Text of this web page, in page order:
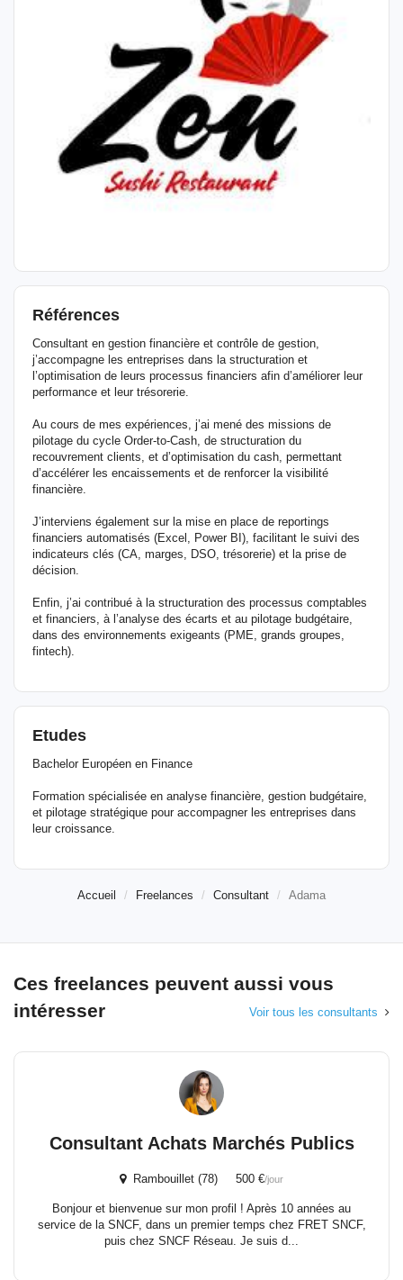
Références
Consultant en gestion financière et contrôle de gestion,
j’accompagne les entreprises dans la structuration et
l’optimisation de leurs processus financiers afin d’améliorer leur
performance et leur trésorerie.
Au cours de mes expériences, j’ai mené des missions de
pilotage du cycle Order-to-Cash, de structuration du
recouvrement clients, et d’optimisation du cash, permettant
d’accélérer les encaissements et de renforcer la visibilité
financière.
J’interviens également sur la mise en place de reportings
financiers automatisés (Excel, Power BI), facilitant le suivi des
indicateurs clés (CA, marges, DSO, trésorerie) et la prise de
décision.
Enfin, j’ai contribué à la structuration des processus comptables
et financiers, à l’analyse des écarts et au pilotage budgétaire,
dans des environnements exigeants (PME, grands groupes,
fintech).
Etudes
Bachelor Européen en Finance
Formation spécialisée en analyse financière, gestion budgétaire,
et pilotage stratégique pour accompagner les entreprises dans
leur croissance.
Accueil Freelances Consultant Adama
Ces freelances peuvent aussi vous
intéresser
Voir tous les consultants
Consultant Achats Marchés Publics
Rambouillet (78) 500 €/jour
Bonjour et bienvenue sur mon profil ! Après 10 années au
service de la SNCF, dans un premier temps chez FRET SNCF,
puis chez SNCF Réseau. Je suis d...